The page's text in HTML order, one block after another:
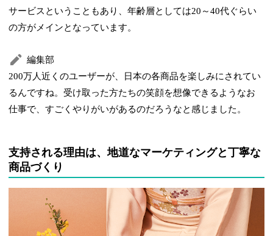
サービスということもあり、年齢層としては20～40代ぐらい
の方がメインとなっています。
編集部
200万人近くのユーザーが、日本の各商品を楽しみにされてい
るんですね。受け取った方たちの笑顔を想像できるようなお
仕事で、すごくやりがいがあるのだろうなと感じました。
支持される理由は、地道なマーケティングと丁寧な
商品づくり